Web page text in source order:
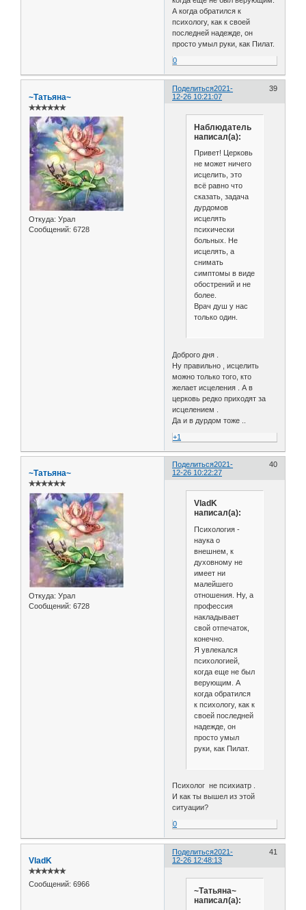
А когда обратился к
психологу, как к своей
последней надежде, он
просто умыл руки, как Пилат.
0
Поделиться 39
2021-
12-26 10:21:07
~Татьяна~
✯✯✯✯✯✯
Откуда: Урал
Сообщений: 6728
Наблюдатель
написал(а):
Привет! Церковь
не может ничего
исцелить, это
всё равно что
сказать, задача
дурдомов
исцелять
психически
больных. Не
исцелять, а
снимать
симптомы в виде
обострений и не
более.
Врач душ у нас
только один.
Доброго дня .
Ну правильно , исцелить
можно только того, кто
желает исцеления . А в
церковь редко приходят за
исцелением .
Да и в дурдом тоже ..
+1
Поделиться 40
2021-
12-26 10:22:27
~Татьяна~
✯✯✯✯✯✯
Откуда: Урал
Сообщений: 6728
VladK
написал(а):
Психология -
наука о
внешнем, к
духовному не
имеет ни
малейшего
отношения. Ну, а
профессия
накладывает
свой отпечаток,
конечно.
Я увлекался
психологией,
когда еще не был
верующим. А
когда обратился
к психологу, как к
своей последней
надежде, он
просто умыл
руки, как Пилат.
Психолог не психиатр .
И как ты вышел из этой
ситуации?
0
Поделиться 41
2021-
12-26 12:48:13
VladK
✯✯✯✯✯✯
Сообщений: 6966
~Татьяна~
написал(а):